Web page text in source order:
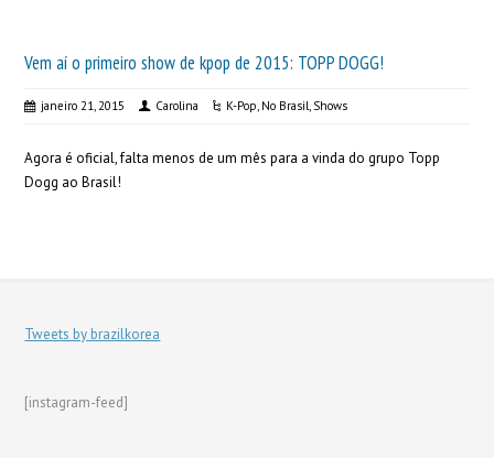
Vem aí o primeiro show de kpop de 2015: TOPP DOGG!
janeiro 21, 2015 Carolina K-Pop, No Brasil, Shows
Agora é oficial, falta menos de um mês para a vinda do grupo Topp
Dogg ao Brasil!
Tweets by brazilkorea
[instagram-feed]